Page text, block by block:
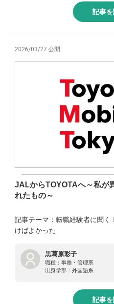
記事
2026/03/27 公開
JALからTOYOTAへ～私が
れたもの～
記事テーマ：転職経験者に聞く
けばよかった
黒葛原彩子
職種： 事務・管理系
出身学部： 外国語系
記事